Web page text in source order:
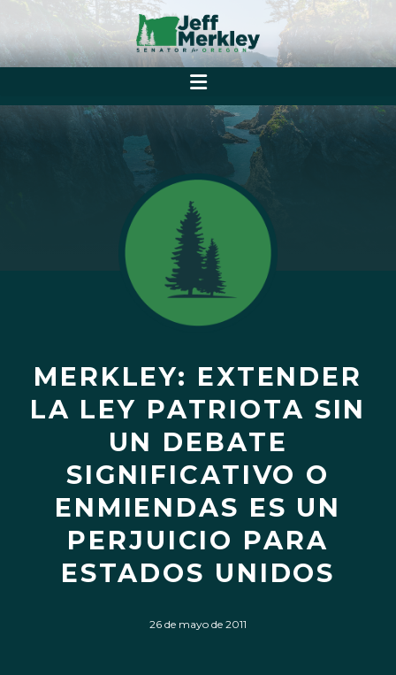
MERKLEY: EXTENDER
LA LEY PATRIOTA SIN
UN DEBATE
SIGNIFICATIVO O
ENMIENDAS ES UN
PERJUICIO PARA
ESTADOS UNIDOS
26 de mayo de 2011